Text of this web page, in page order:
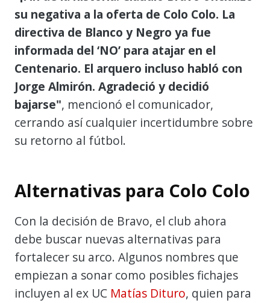
su negativa a la oferta de Colo Colo. La
directiva de Blanco y Negro ya fue
informada del ‘NO’ para atajar en el
Centenario. El arquero incluso habló con
Jorge Almirón. Agradeció y decidió
bajarse", mencionó el comunicador,
cerrando así cualquier incertidumbre sobre
su retorno al fútbol.
Alternativas para Colo Colo
Con la decisión de Bravo, el club ahora
debe buscar nuevas alternativas para
fortalecer su arco. Algunos nombres que
empiezan a sonar como posibles fichajes
incluyen al ex UC Matías Dituro, quien para